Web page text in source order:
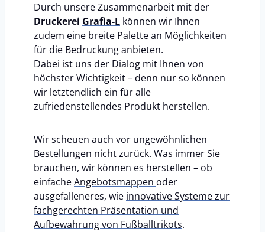
Durch unsere Zusammenarbeit mit der
Druckerei Grafia-L können wir Ihnen
zudem eine breite Palette an Möglichkeiten
für die Bedruckung anbieten.
Dabei ist uns der Dialog mit Ihnen von
höchster Wichtigkeit – denn nur so können
wir letztendlich ein für alle
zufriedenstellendes Produkt herstellen.
Wir scheuen auch vor ungewöhnlichen
Bestellungen nicht zurück. Was immer Sie
brauchen, wir können es herstellen – ob
einfacheAngebotsmappen oder
ausgefalleneres, wie innovative Systeme zur
fachgerechten Präsentation und
Aufbewahrung von Fußballtrikots.